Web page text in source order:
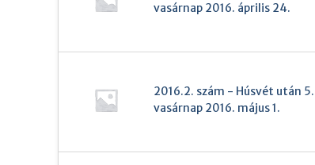
vasárnap 2016. április 24.
2016.2. szám - Húsvét után 5.
vasárnap 2016. május 1.